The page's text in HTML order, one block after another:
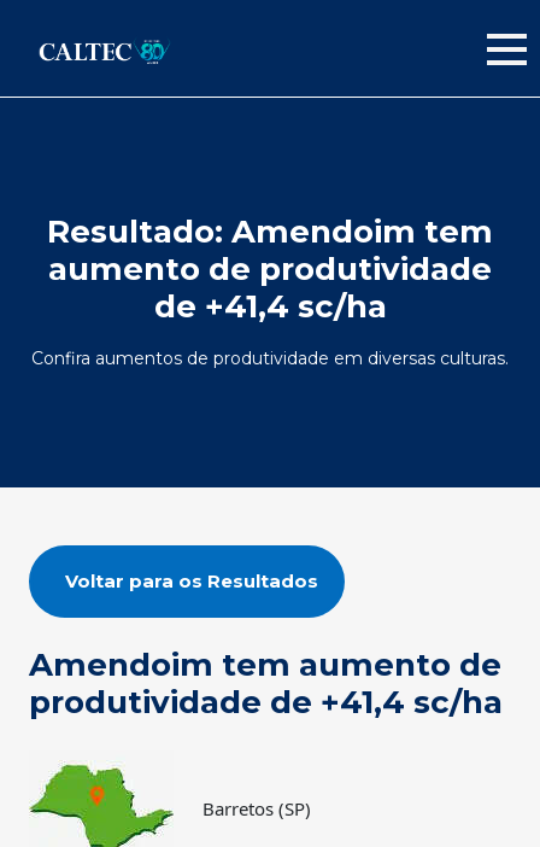
Resultado: Amendoim tem
aumento de produtividade
de +41,4 sc/ha
Confira aumentos de produtividade em diversas culturas.
Voltar para os Resultados
Amendoim tem aumento de
produtividade de +41,4 sc/ha
Barretos (SP)